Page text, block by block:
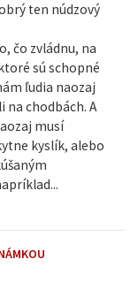
ten núdzový
čo zvládnu, na
sú schopné
ľudia naozaj
chodbách. A
musí
kyslík, alebo